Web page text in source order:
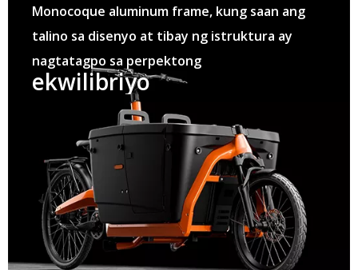
Monocoque aluminum frame, kung saan ang
talino sa disenyo at tibay ng istruktura ay
nagtatagpo sa perpektong
ekwilibriyo